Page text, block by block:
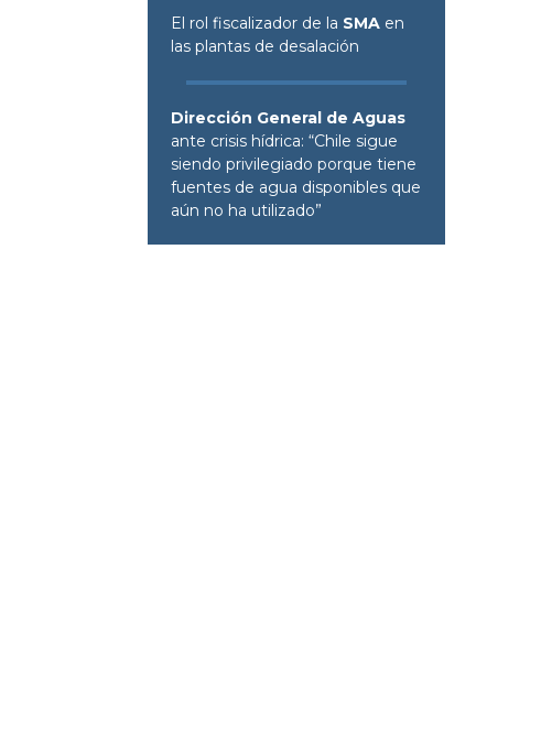
El rol fiscalizador de la SMA en
las plantas de desalación
Dirección General de Aguas
ante crisis hídrica: “Chile sigue
siendo privilegiado porque tiene
fuentes de agua disponibles que
aún no ha utilizado”